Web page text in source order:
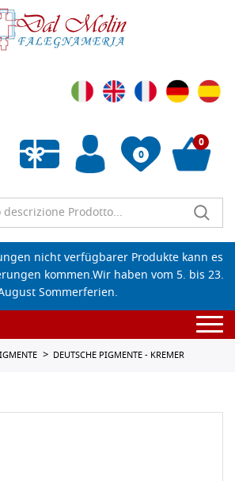
0
Wunschliste leeren
0
nicht verfügbarer Produkte kann es
kommen.Wir haben vom 5. bis 23.
Sommerferien.
DEUTSCHE PIGMENTE - KREMER